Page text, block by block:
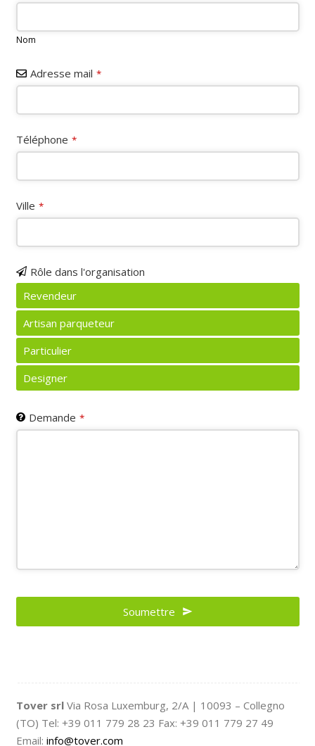
Nom
Adresse mail *
Téléphone *
Ville *
Rôle dans l'organisation
Revendeur
Artisan parqueteur
Particulier
Designer
Demande *
Email
Soumettre
Tover srl Via Rosa Luxemburg, 2/A | 10093 – Collegno
(TO) Tel: +39 011 779 28 23 Fax: +39 011 779 27 49
Email: info@tover.com